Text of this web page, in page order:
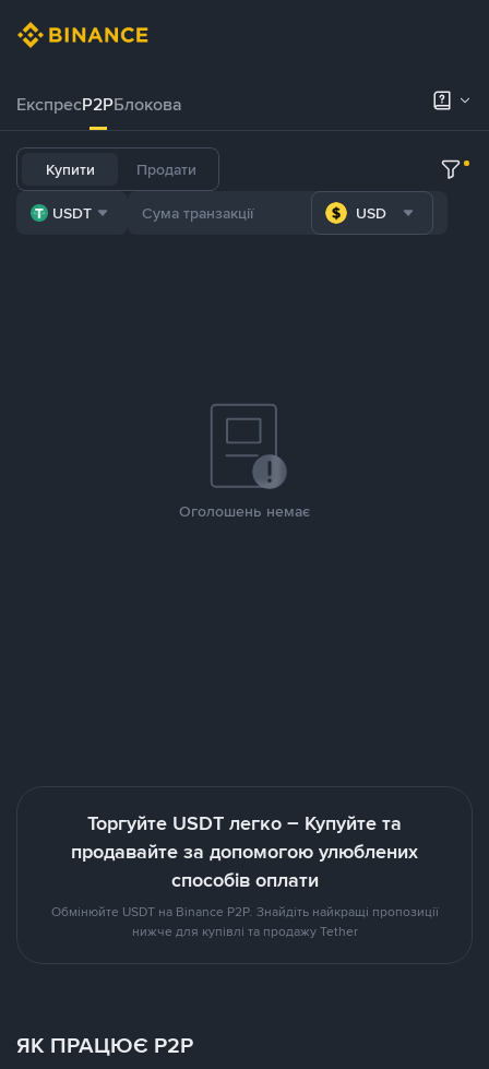
ЕкспресP2PБлокова
Купити Продати
USDT USD
Оголошень немає
Торгуйте USDT легко – Купуйте та
продавайте за допомогою улюблених
способів оплати
Обмінюйте USDT на Binance P2P. Знайдіть найкращі пропозиції
нижче для купівлі та продажу Tether
ЯК ПРАЦЮЄ P2P